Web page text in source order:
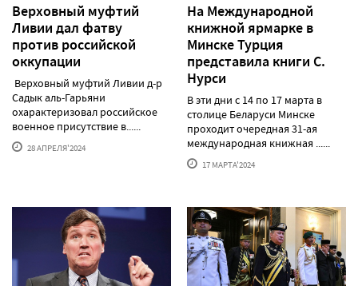
Верховный муфтий
Ливии дал фатву
против российской
оккупации
Верховный муфтий Ливии д-р
Садык аль-Гарьяни
охарактеризовал российское
военное присутствие в......
28 АПРЕЛЯ'2024
На Международной
книжной ярмарке в
Минске Турция
представила книги С.
Нурси
В эти дни с 14 по 17 марта в
столице Беларуси Минске
проходит очередная 31-ая
международная книжная ......
17 МАРТА'2024